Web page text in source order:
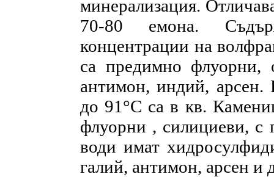
минерализация.
70-80 емона.
концентрации на
са предимно флуорни,
антимон, индий,
до 91°С са в кв.
флуорни , силициеви, с
води имат
галий, антимон, арсен и